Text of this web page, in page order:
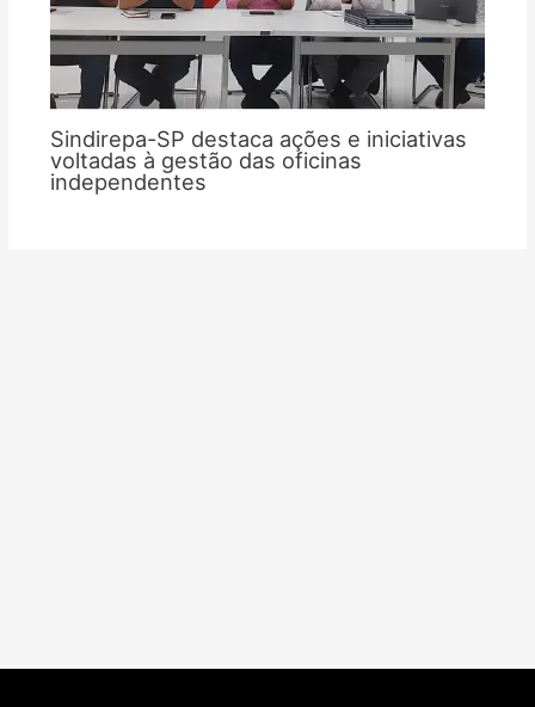
Sindirepa-SP destaca ações e iniciativas
voltadas à gestão das oficinas
independentes